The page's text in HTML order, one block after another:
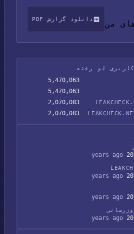
من دانلود گزارش PDF
لو رفته
5,470,063
5,470,063
2,070,083
2,070,083